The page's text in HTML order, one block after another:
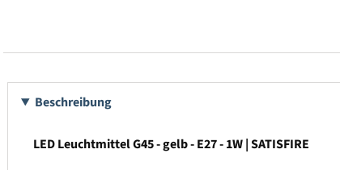
Beschreibung
LED Leuchtmittel G45 - gelb - E27 - 1W | SATISFIRE